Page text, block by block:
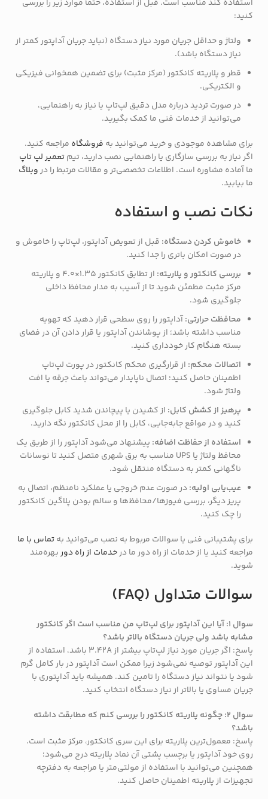
استفاده کند مناسب است. قبل از استفاده، حتماً موارد زیر را بررسی
کنید:
ولتاژ و حداقل جریان مورد نیاز دستگاه (نباید جریان آداپتور کمتر از
نیاز دستگاه باشد).
قطر و پلاریته کانکتور (مرکز مثبت) برای تضمین همخوانی فیزیکی
و الکتریکی.
در صورت تردید درباره مدل دقیق لپ‌تاپ یا نیاز به راهنمایی،
می‌توانید از خدمات فنی ما کمک بگیرید.
برای مشاهده موجودی و خرید می‌توانید به فروشگاه مراجعه کنید.
اگر نیاز به بررسی سازگاری یا راهنمایی نصب دارید، تیمتعمیر لپ تاپ
ما آماده مشاوره است. اطلاعات تخصصی‌تر و مقالات مرتبط را دروبلاگ
ما بیابید.
نکات نصب و استفاده
خاموش کردن دستگاه: قبل از تعویض آداپتور، لپ‌تاپ را خاموش و
در صورت امکان باتری را جدا کنید.
بررسی کانکتور و پلاریته:
از تطابق کانکتور 1.35×4.0 و پلاریته
مرکز مثبت مطمئن شوید تا از آسیب به مدار محافظ داخلی
جلوگیری شود.
محافظت حرارتی:آداپتور را روی سطحی قرار دهید که تهویه
مناسب داشته باشد؛ از پوشاندن آداپتور یا قرار دادن آن در فضای
بسته هنگام کار خودداری کنید.
اتصالات محکم: از قرارگیری محکم کانکتور در پورت لپ‌تاپ
اطمینان حاصل کنید؛ اتصال ناپایدار می‌تواند باعث جرقه یا افت
ولتاژ شود.
پرهیز از کشش کابل: از کشیدن یا پیچاندن شدید کابل جلوگیری
کنید و در مواقع جابه‌جایی، کابل را از محل کانکتور نگه دارید.
استفاده از حفاظت اضافه: پیشنهاد می‌شود آداپتور را از طریق یک
محافظ ولتاژ یا UPS مناسب به برق شهری متصل کنید تا نوسانات
ناگهانی کمتر به دستگاه منتقل شود.
عیب‌یابی اولیه:در صورت عدم خروجی یا عملکرد نامنظم، اتصال به
پریز دیگر، بررسی فیوزها/محافظ‌ها و سالم بودن پلاگین کانکتور
را چک کنید.
برای پشتیبانی فنی یا سوالات مربوط به نصب می‌توانید بهتماس با ما
مراجعه کنید یا از خدمات از راه دور ما درخدمات از راه دوربهره‌مند
شوید.
سوالات متداول (FAQ)
سوال ۱: آیا این آداپتور برای لپ‌تاپ من مناسب است اگر کانکتور
مشابه باشد ولی جریان دستگاه بالاتر باشد؟
پاسخ: اگر جریان مورد نیاز لپ‌تاپ بیشتر از 3.42A باشد، استفاده از
این آداپتور توصیه نمی‌شود زیرا ممکن است آداپتور در بار کامل گرم
شود یا نتواند نیاز دستگاه را تامین کند. همیشه باید آداپتوری با
جریان مساوی یا بالاتر از نیاز دستگاه انتخاب کنید.
سوال ۲: چگونه پلاریته کانکتور را بررسی کنم که مطابقت داشته
باشد؟
پاسخ: معمول‌ترین پلاریته برای این سری کانکتور، مرکز مثبت است.
روی خود آداپتور یا برچسب پشتی آن نماد پلاریته درج می‌شود؛
همچنین می‌توانید با استفاده از مولتی‌متر یا مراجعه به دفترچه
تجهیزات از پلاریته اطمینان حاصل کنید.